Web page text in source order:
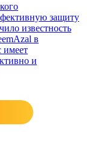
защиту
известность
в
имеет
и